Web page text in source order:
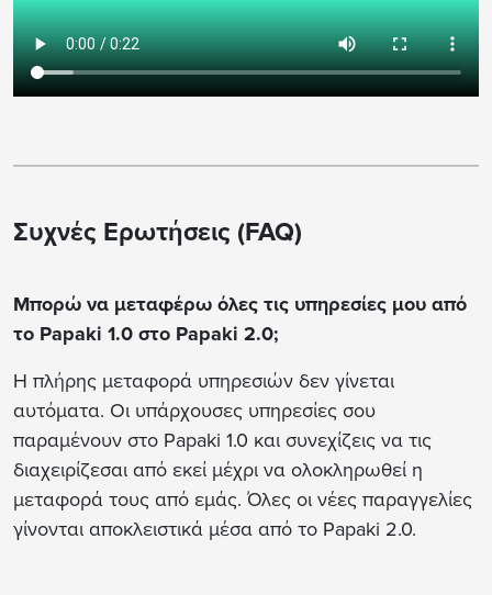
Συχνές Ερωτήσεις (FAQ)
Μπορώ να μεταφέρω όλες τις υπηρεσίες μου από
το Papaki 1.0 στο Papaki 2.0;
Η πλήρης μεταφορά υπηρεσιών δεν γίνεται
αυτόματα. Οι υπάρχουσες υπηρεσίες σου
παραμένουν στο Papaki 1.0 και συνεχίζεις να τις
διαχειρίζεσαι από εκεί μέχρι να ολοκληρωθεί η
μεταφορά τους από εμάς. Όλες οι νέες παραγγελίες
γίνονται αποκλειστικά μέσα από το Papaki 2.0.